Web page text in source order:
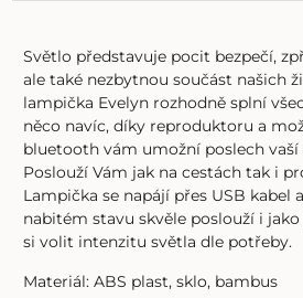
Světlo představuje pocit bezpečí,
ale také nezbytnou součást našich
lampička Evelyn rozhodně splní
něco navíc, díky reproduktoru a
bluetooth vám umožní poslech vaší
Poslouží Vám jak na cestách tak i
Lampička se napájí přes USB kabel
nabitém stavu skvěle poslouží i
si volit intenzitu světla dle potřeby.
Materiál: ABS plast, sklo, bambus